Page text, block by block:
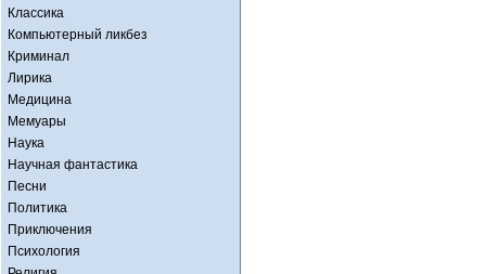
Классика
Компьютерный ликбез
Криминал
Лирика
Медицина
Мемуары
Наука
Научная фантастика
Песни
Политика
Приключения
Психология